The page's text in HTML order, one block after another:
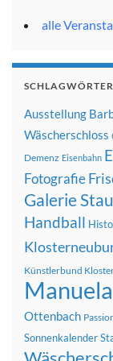
alle
SCHLAGWÖRTER
Ausstellung
Wäscherschloss
Demenz Eisenbahn
Fotografie
Galerie
Handball
Künstlerbund
Ottenbach
Sonnenkalender